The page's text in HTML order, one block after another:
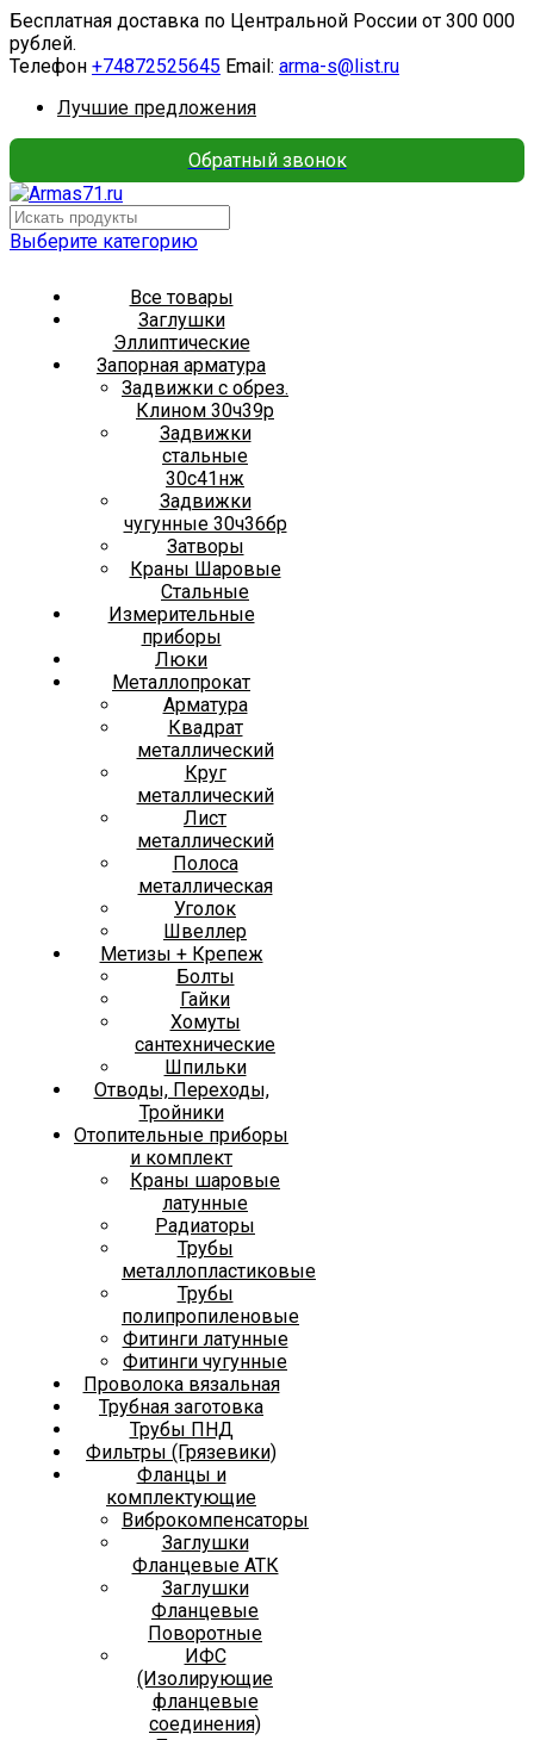
Бесплатная доставка по Центральной России от 300 000
рублей.
Телефон +74872525645 Email: arma-s@list.ru
Лучшие предложения
Обратный звонок
Выберите категорию
Все товары
Заглушки
Эллиптические
Запорная арматура
Задвижки с обрез.
Клином 30ч39р
Задвижки
стальные
30с41нж
Задвижки
чугунные 30ч36бр
Затворы
Краны Шаровые
Стальные
Измерительные
приборы
Люки
Металлопрокат
Арматура
Квадрат
металлический
Круг
металлический
Лист
металлический
Полоса
металлическая
Уголок
Швеллер
Метизы + Крепеж
Болты
Гайки
Хомуты
сантехнические
Шпильки
Отводы, Переходы,
Тройники
Отопительные приборы
и комплект
Краны шаровые
латунные
Радиаторы
Трубы
металлопластиковые
Трубы
полипропиленовые
Фитинги латунные
Фитинги чугунные
Проволока вязальная
Трубная заготовка
Трубы ПНД
Фильтры (Грязевики)
Фланцы и
комплектующие
Виброкомпенсаторы
Заглушки
Фланцевые АТК
Заглушки
Фланцевые
Поворотные
ИФС
(Изолирующие
фланцевые
соединения)